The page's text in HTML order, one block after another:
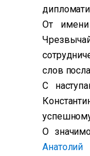
От имени
слов
С
О
Анатолий